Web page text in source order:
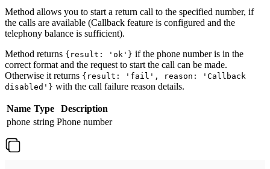
Method allows you to start a return call to the specified number, if
the calls are available (Callback feature is configured and the
telephony balance is sufficient).
Method returns {result: 'ok'} if the phone number is in the
correct format and the request to start the call can be made.
Otherwise it returns {result: 'fail', reason: 'Callback
disabled'} with the call failure reason details.
Name Type
Description
phone string Phone number